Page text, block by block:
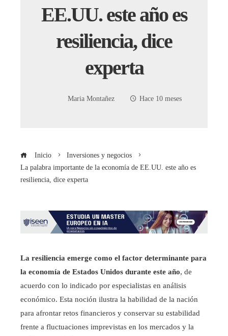
EE.UU. este año es
resiliencia, dice
experta
Maria Montañez Hace 10 meses
Inicio
Inversiones y negocios
La palabra importante de la economía de EE.UU. este año es
resiliencia, dice experta
La resiliencia emerge como el factor determinante para
la economía de Estados Unidos durante este año, de
acuerdo con lo indicado por especialistas en análisis
económico. Esta noción ilustra la habilidad de la nación
para afrontar retos financieros y conservar su estabilidad
frente a fluctuaciones imprevistas en los mercados y la